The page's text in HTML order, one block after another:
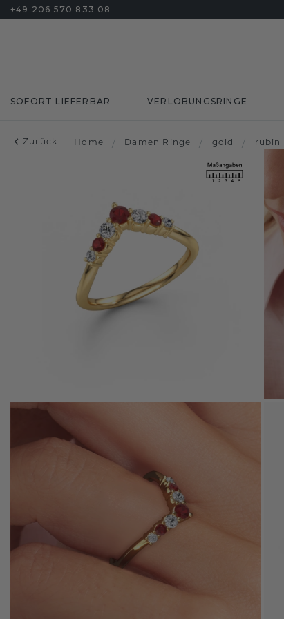
+49 206 570 833 08
SOFORT LIEFERBAR VERLOBUNGSRINGE
Zurück Home / Damen Ringe / gold / rubin